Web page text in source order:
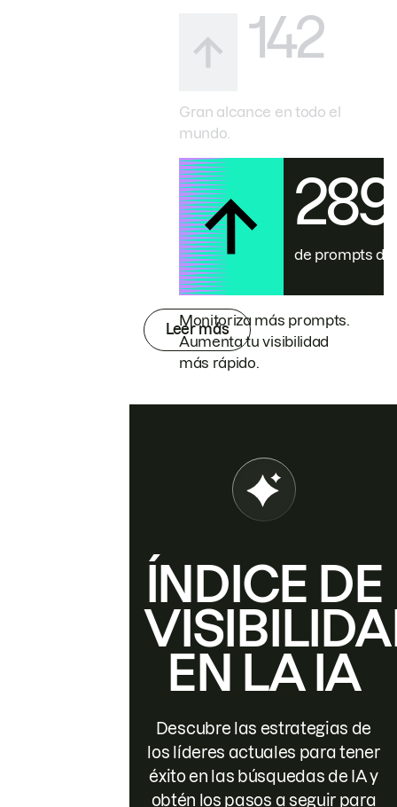
142
Gran alcance en todo el
mundo.
de prompts de
Monitoriza más prompts.
Aumenta tu visibilidad
más rápido.
Leer más
ÍNDICE DE
EN LA IA
Descubre las estrategias de
los líderes actuales para tener
éxito en las búsquedas de IA y
obtén los pasos a seguir para